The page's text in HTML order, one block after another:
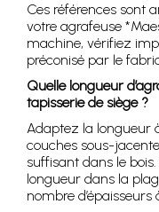
Ces références sont
votre agrafeuse
machine, vérifiez
préconisé par le
Quelle longueur
tapisserie de siège ?
Adaptez la longueur
couches sous-
suffisant dans le
longueur dans la
nombre d’épaisseurs